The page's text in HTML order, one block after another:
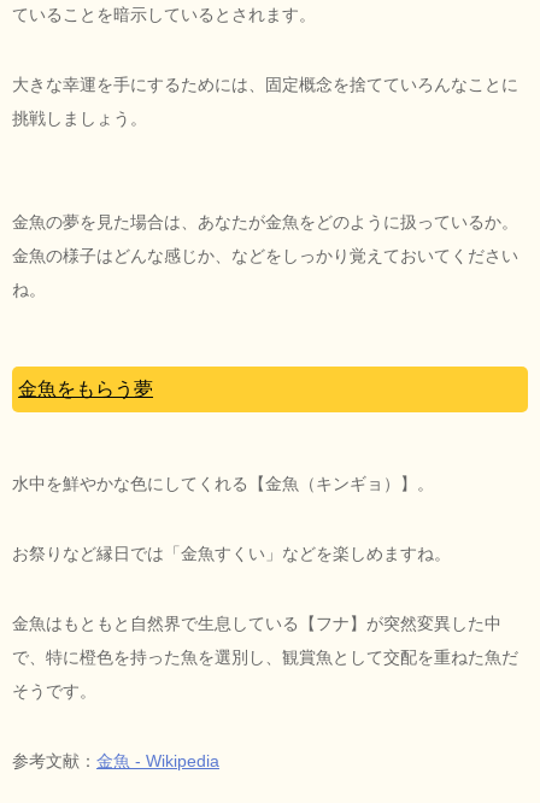
ていることを暗示しているとされます。
大きな幸運を手にするためには、固定概念を捨てていろんなことに
挑戦しましょう。
金魚の夢を見た場合は、あなたが金魚をどのように扱っているか。
金魚の様子はどんな感じか、などをしっかり覚えておいてください
ね。
金魚をもらう夢
水中を鮮やかな色にしてくれる【金魚（キンギョ）】。
お祭りなど縁日では「金魚すくい」などを楽しめますね。
金魚はもともと自然界で生息している【フナ】が突然変異した中
で、特に橙色を持った魚を選別し、観賞魚として交配を重ねた魚だ
そうです。
参考文献： 金魚 - Wikipedia